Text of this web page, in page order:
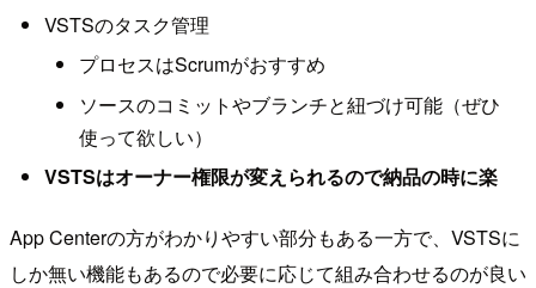
VSTSのタスク管理
プロセスはScrumがおすすめ
ソースのコミットやブランチと紐づけ可能（ぜひ
使って欲しい）
VSTSはオーナー権限が変えられるので納品の時に楽
App Centerの方がわかりやすい部分もある一方で、VSTSに
しか無い機能もあるので必要に応じて組み合わせるのが良い